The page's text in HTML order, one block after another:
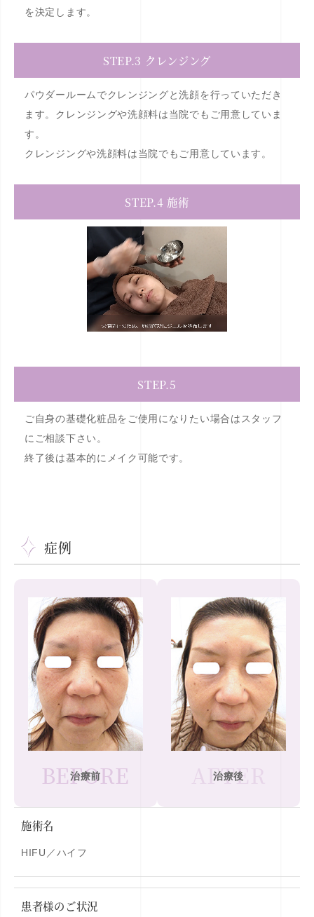
を決定します。
STEP.3 クレンジング
パウダールームでクレンジングと洗顔を行っていただき
ます。クレンジングや洗顔料は当院でもご用意していま
す。
クレンジングや洗顔料は当院でもご用意しています。
STEP.4 施術
STEP.5
ご自身の基礎化粧品をご使用になりたい場合はスタッフ
にご相談下さい。
終了後は基本的にメイク可能です。
症例
治療前
BEFORE
BEFORE 治療後
AFTER
施術名
HIFU／ハイフ
患者様のご状況